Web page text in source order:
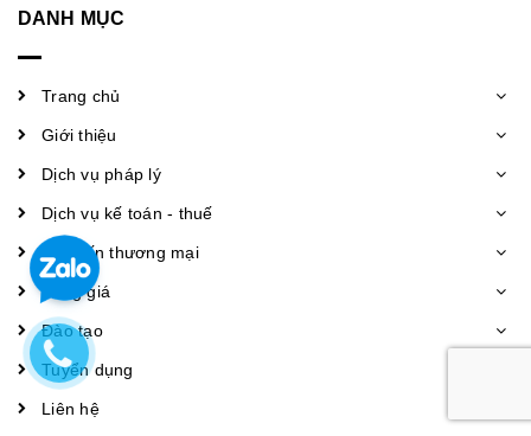
DANH MỤC
Trang chủ
Giới thiệu
Dịch vụ pháp lý
Dịch vụ kế toán - thuế
Xúc tiến thương mại
Bảng giá
Đào tạo
Tuyển dụng
Liên hệ